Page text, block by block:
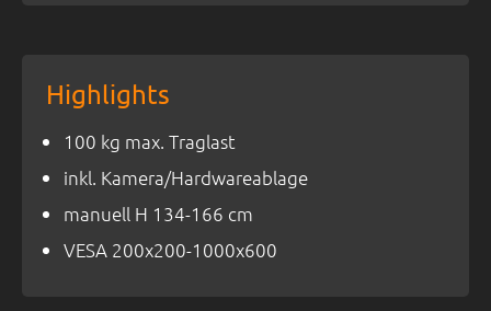
Highlights
100 kg max. Traglast
inkl. Kamera/Hardwareablage
manuell H 134-166 cm
VESA 200x200-1000x600